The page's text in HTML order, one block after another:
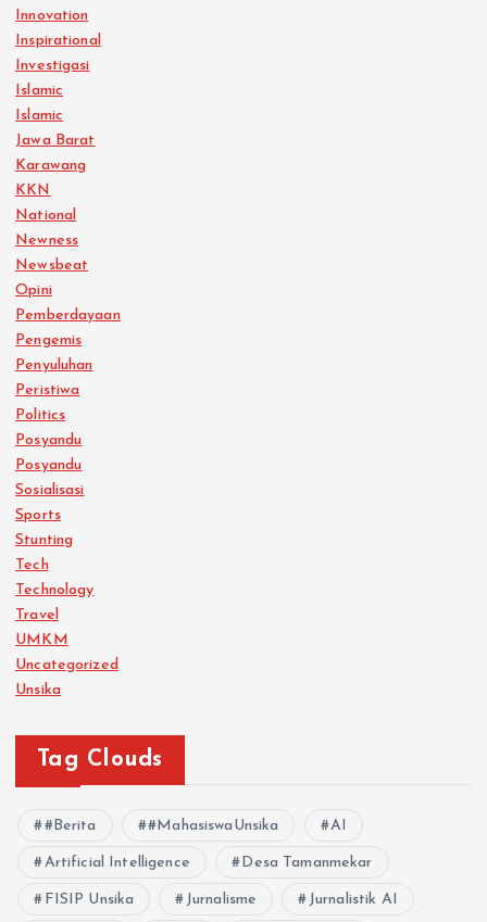
Innovation
Inspirational
Investigasi
Islamic
Islamic
Jawa Barat
Karawang
KKN
National
Newness
Newsbeat
Opini
Pemberdayaan
Pengemis
Penyuluhan
Peristiwa
Politics
Posyandu
Posyandu
Sosialisasi
Sports
Stunting
Tech
Technology
Travel
UMKM
Uncategorized
Unsika
Tag Clouds
#Berita #MahasiswaUnsika AI
Artificial Intelligence Desa Tamanmekar
FISIP Unsika Jurnalisme Jurnalistik AI